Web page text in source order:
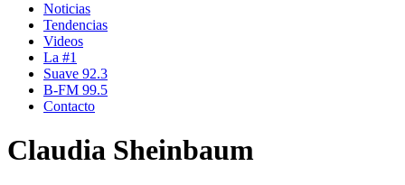
Noticias
Tendencias
Videos
La #1
Suave 92.3
B-FM 99.5
Contacto
Claudia Sheinbaum